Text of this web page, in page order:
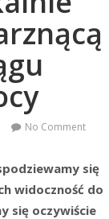
No Comment
się
widoczność do
się oczywiście